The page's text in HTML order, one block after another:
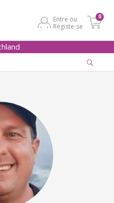
Entre ou
Registe-se
0